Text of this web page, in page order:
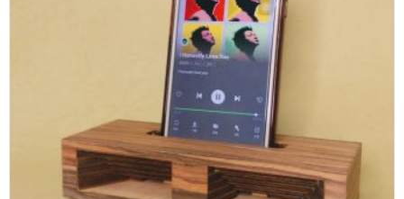
WISHLIST